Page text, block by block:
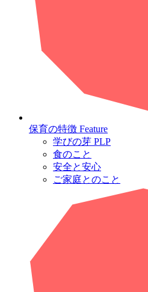
保育の特徴 Feature
学びの芽 PLP
食のこと
安全と安心
ご家庭とのこと